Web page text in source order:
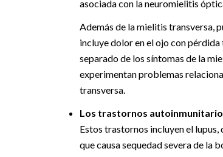
asociada con la neuromielitis
Además de la mielitis transversa,
incluye dolor en el ojo con
separado de los síntomas de la
experimentan problemas
transversa.
Los trastornos
Estos trastornos incluyen el
que causa sequedad severa de la